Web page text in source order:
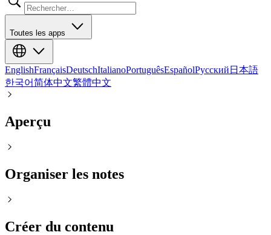
Toutes les apps
EnglishFrançaisDeutschItalianoPortuguêsEspañolРусский 日本語
한국어简体中文繁體中文
Aperçu
Organiser les notes
Créer du contenu